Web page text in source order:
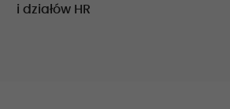
i działów HR